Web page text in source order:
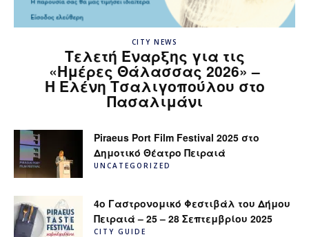
CITY NEWS
Τελετή Έναρξης για τις
«Ημέρες Θάλασσας 2026» –
H Ελένη Τσαλιγοπούλου στο
Πασαλιμάνι
Piraeus Port Film Festival 2025 στο
Δημοτικό Θέατρο Πειραιά
UNCATEGORIZED
4ο Γαστρονομικό Φεστιβάλ του Δήμου
Πειραιά – 25 – 28 Σεπτεμβρίου 2025
CITY GUIDE